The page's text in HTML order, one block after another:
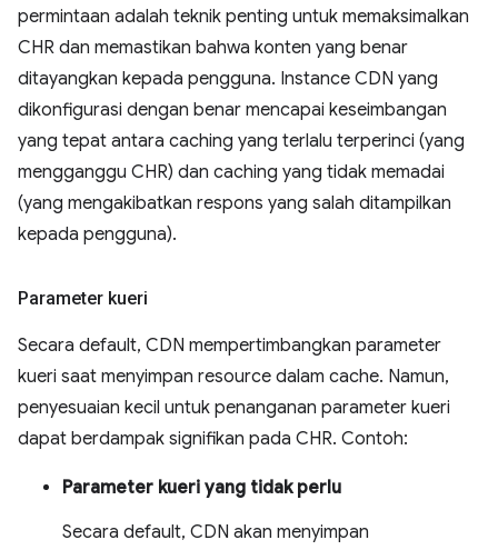
permintaan adalah teknik penting untuk memaksimalkan
CHR dan memastikan bahwa konten yang benar
ditayangkan kepada pengguna. Instance CDN yang
dikonfigurasi dengan benar mencapai keseimbangan
yang tepat antara caching yang terlalu terperinci (yang
mengganggu CHR) dan caching yang tidak memadai
(yang mengakibatkan respons yang salah ditampilkan
kepada pengguna).
Parameter kueri
Secara default, CDN mempertimbangkan parameter
kueri saat menyimpan resource dalam cache. Namun,
penyesuaian kecil untuk penanganan parameter kueri
dapat berdampak signifikan pada CHR. Contoh:
Parameter kueri yang tidak perlu
Secara default, CDN akan menyimpan